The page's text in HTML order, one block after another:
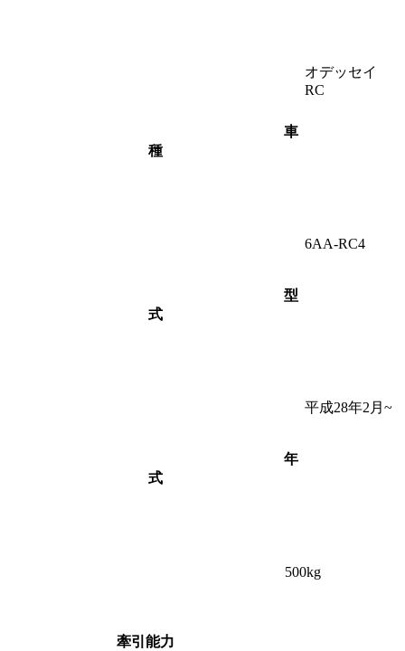
車
種
オデッセイ
RC
型
式
6AA-RC4
年
式
平成28年2月~
牽引能力
500kg